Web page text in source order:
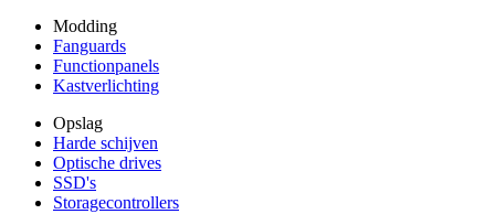
Modding
Fanguards
Functionpanels
Kastverlichting
Opslag
Harde schijven
Optische drives
SSD's
Storagecontrollers